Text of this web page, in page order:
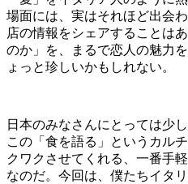
場面には、実はそれほど出会
店の情報をシェアすることは
のか」を、まるで恋人の魅力
ょっと珍しいかもしれない。
日本のみなさんにとっては少
この「食を語る」というカル
クワクさせてくれる、一番手
なのだ。今回は、僕たちイタ